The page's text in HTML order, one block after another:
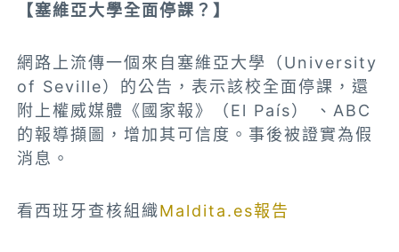
【塞維亞大學全面停課？】
網路上流傳一個來自塞維亞大學（University
of Seville）的公告，表示該校全面停課，還
附上權威媒體《國家報》（El País） 、ABC
的報導擷圖，增加其可信度。事後被證實為假
消息。
看西班牙查核組織Maldita.es報告